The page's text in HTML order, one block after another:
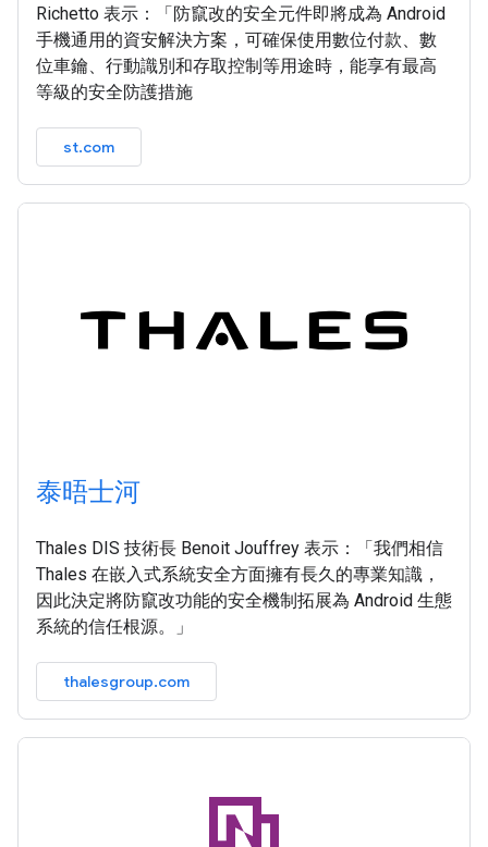
Richetto 表示：「防竄改的安全元件即將成為 Android
手機通用的資安解決方案，可確保使用數位付款、數
位車鑰、行動識別和存取控制等用途時，能享有最高
等級的安全防護措施
st.com
泰晤士河
Thales DIS 技術長 Benoit Jouffrey 表示：「我們相信
Thales 在嵌入式系統安全方面擁有長久的專業知識，
因此決定將防竄改功能的安全機制拓展為 Android 生態
系統的信任根源。」
thalesgroup.com